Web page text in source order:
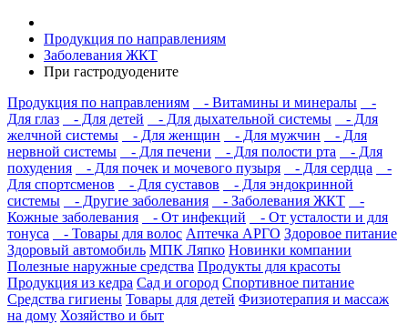
Продукция по направлениям
Заболевания ЖКТ
При гастродуодените
Продукция по направлениям
- Витамины и минералы
-
Для глаз
- Для детей - Для дыхательной системы
- Для
желчной системы
- Для женщин - Для мужчин
- Для
нервной системы
- Для печени - Для полости рта
- Для
похудения
- Для почек и мочевого пузыря - Для сердца
-
Для спортсменов
- Для суставов
- Для эндокринной
системы
- Другие заболевания - Заболевания ЖКТ
-
Кожные заболевания
- От инфекций
- От усталости и для
тонуса
- Товары для волос Аптечка АРГО Здоровое питание
Здоровый автомобиль МПК Ляпко Новинки компании
Полезные наружные средства Продукты для красоты
Продукция из кедра Сад и огород Спортивное питание
Средства гигиены Товары для детей Физиотерапия и массаж
на дому Хозяйство и быт